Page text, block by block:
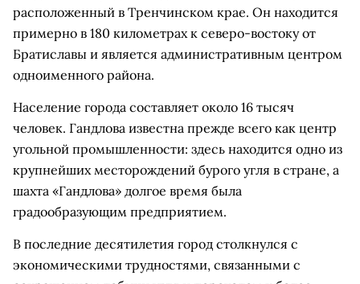
расположенный в Тренчинском крае. Он находится
примерно в 180 километрах к северо-востоку от
Братиславы и является административным центром
одноименного района.
Население города составляет около 16 тысяч
человек. Гандлова известна прежде всего как центр
угольной промышленности: здесь находится одно из
крупнейших месторождений бурого угля в стране, а
шахта «Гандлова» долгое время была
градообразующим предприятием.
В последние десятилетия город столкнулся с
экономическими трудностями, связанными с